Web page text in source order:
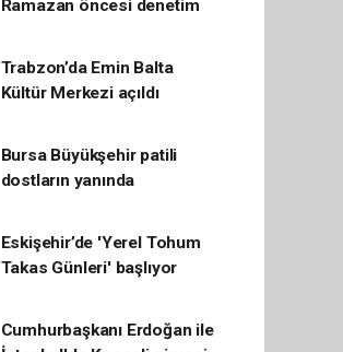
Ramazan öncesi denetim
Trabzon’da Emin Balta
Kültür Merkezi açıldı
Bursa Büyükşehir patili
dostların yanında
Eskişehir’de 'Yerel Tohum
Takas Günleri' başlıyor
Cumhurbaşkanı Erdoğan ile